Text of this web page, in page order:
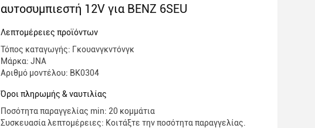
αυτοσυμπιεστή 12V για BENZ 6SEU
Λεπτομέρειες προϊόντων
Τόπος καταγωγής: Γκουανγκντόνγκ
Μάρκα: JNA
Αριθμό μοντέλου: BK0304
Όροι πληρωμής & ναυτιλίας
Ποσότητα παραγγελίας min: 20 κομμάτια
Συσκευασία λεπτομέρειες: Κοιτάξτε την ποσότητα παραγγελίας.